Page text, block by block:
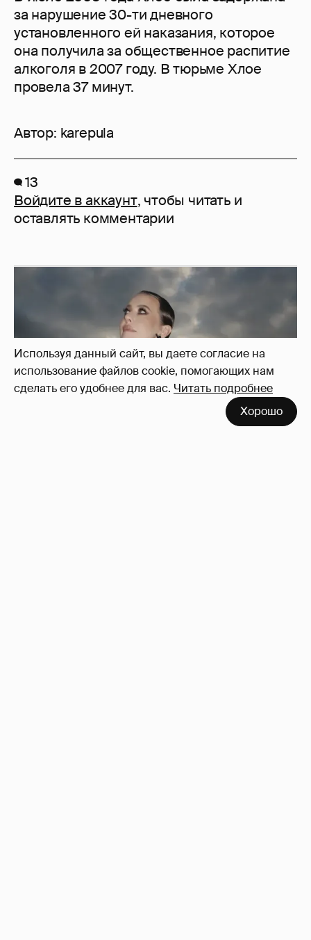
Используя данный сайт, вы даете согласие на
использование файлов cookie, помогающих нам
сделать его удобнее для вас. Читать подробнее
Хорошо
за нарушение 30-ти дневного
установленного ей наказания, которое
она получила за общественное распитие
алкоголя в 2007 году. В тюрьме Хлое
провела 37 минут.
Автор: karepula
13
Войдите в аккаунт, чтобы читать и
оставлять комментарии